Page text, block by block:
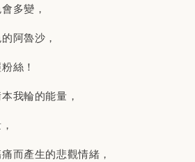
多變，
阿魯沙，
絲！
我輪的能量，
而產生的悲觀情緒，